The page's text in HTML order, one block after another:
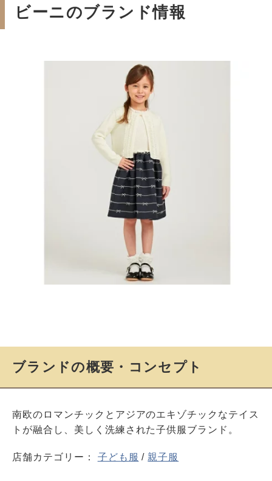
ビーニのブランド情報
ブランドの概要・コンセプト
南欧のロマンチックとアジアのエキゾチックなテイス
トが融合し、美しく洗練された子供服ブランド。
店舗カテゴリー： 子ども服 / 親子服